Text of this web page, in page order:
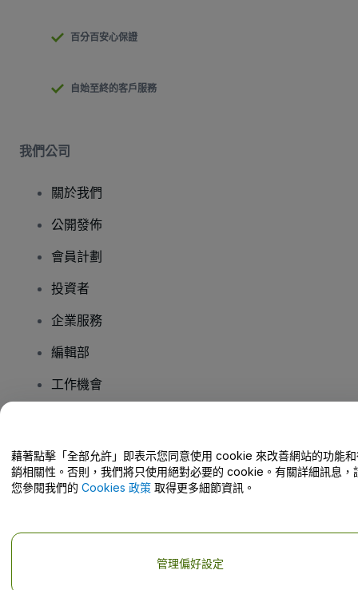
百分百安心保證
自始至終的客戶服務
我們公司
關於我們
公開發佈
會員計劃
投資者
企業服務
編輯部
工作機會
幫助中心 / 聯絡我們
公司詳情
藉著點擊「全部允許」即表示您同意使用 cookie 來改善網站的功能
銷相關性。否則，我們將只使用絕對必要的 cookie。有關詳細訊息，
您參閱我們的 Cookies 政策 取得更多細節資訊。
管理偏好設定